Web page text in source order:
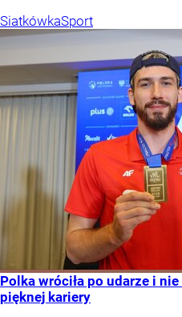
SiatkówkaSport
Polka wróciła po udarze i
pięknej kariery